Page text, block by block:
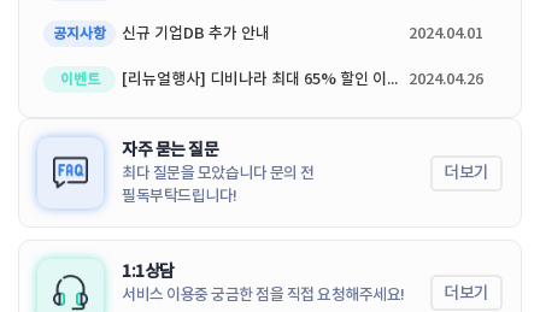
공지사항 신규 기업DB 추가 안내 2024.04.01
이벤트 [리뉴얼행사] 디비나라 최대 65% 할인 이벤트 2024.04.26
자주 묻는 질문
최다 질문을 모았습니다 문의 전
필독부탁드립니다!
더보기
1:1상담
서비스 이용중 궁금한 점을 직접 요청해주세요! 더보기